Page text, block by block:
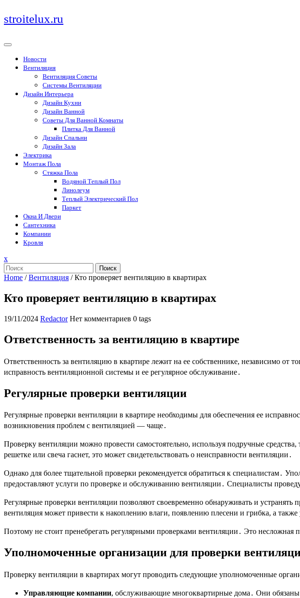
Перейти
к
stroitelux.ru
Новости
Вентиляция
Вентиляция Советы
Системы Вентиляции
Дизайн Интерьера
Дизайн Кухни
Дизайн Ванной
Советы Для Ванной Комнаты
Плитка Для Ванной
Дизайн Спальни
Дизайн Зала
Электрика
Монтаж Пола
Стяжка Пола
Водяной Теплый Пол
Линолеум
Теплый Электрический Пол
Паркет
Окна И Двери
Сантехника
Компании
Кровля
xЗакрыть
меню
Поиск
Home /Вентиляция /Кто проверяет вентиляцию в квартирах
Кто проверяет вентиляцию в квартирах
19/11/2024 Redactor Нет комментариев 0 tags
Ответственность за вентиляцию в квартире
Ответственность за вентиляцию в квартире лежит на ее собственнике, независимо от
исправность вентиляционной системы и ее регулярное обслуживание․
Регулярные проверки вентиляции
Регулярные проверки вентиляции в квартире необходимы для обеспечения ее
возникновения проблем с вентиляцией — чаще․
Проверку вентиляции можно провести самостоятельно, используя подручные
решетке или свеча гаснет, это может свидетельствовать о неисправности вентиляции․
Однако для более тщательной проверки рекомендуется обратиться к
предоставляют услуги по проверке и обслуживанию вентиляции․ Специалисты
Регулярные проверки вентиляции позволяют своевременно обнаруживать и
вентиляция может привести к накоплению влаги, появлению плесени и грибка, а
Поэтому не стоит пренебрегать регулярными проверками вентиляции․ Это несложная
Уполномоченные организации для проверки
Проверку вентиляции в квартирах могут проводить следующие уполномоченные
Управляющие компании, обслуживающие многоквартирные дома․ Они обязаны